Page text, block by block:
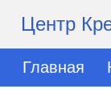
Центр
Главная